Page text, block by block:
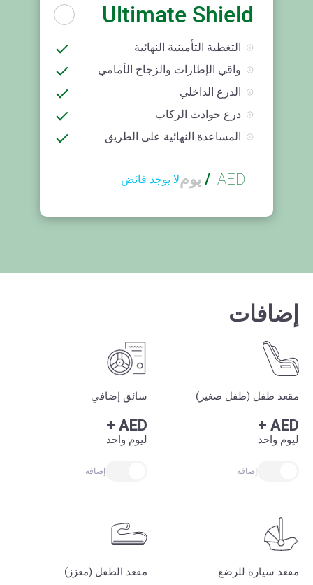
Ultimate Shield
التغطية التأمينية النهائية
واقي الإطارات والزجاج الأمامي
الدرع الداخلي
درع حوادث الركاب
المساعدة النهائية على الطريق
AED
/ يوملا يوجد فائض
إضافات
مقعد طفل (طفل صغير)
+AED
ليوم واحد
إضافة
سائق إضافي
+AED
ليوم واحد
إضافة
مقعد سيارة للرضع مقعد الطفل (معزز)